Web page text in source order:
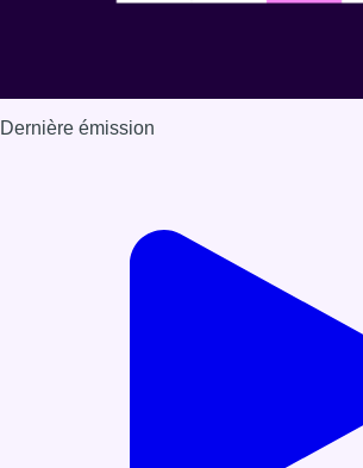
Dernière émission